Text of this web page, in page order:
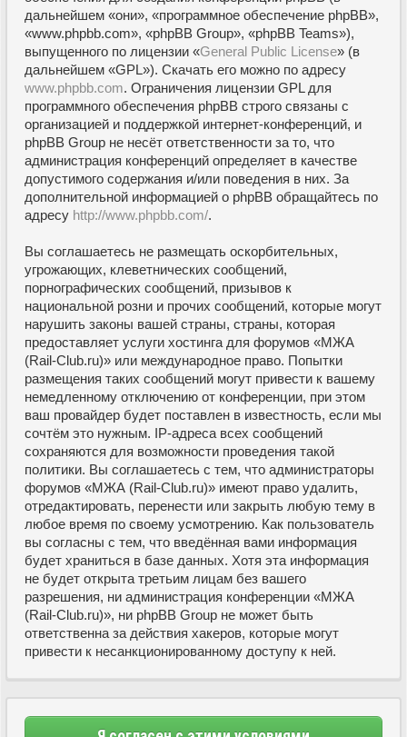
дальнейшем «они», «программное обеспечение phpBB»,
«www.phpbb.com», «phpBB Group», «phpBB Teams»),
выпущенного по лицензии «General Public License» (в
дальнейшем «GPL»). Скачать его можно по адресу
www.phpbb.com. Ограничения лицензии GPL для
программного обеспечения phpBB строго связаны с
организацией и поддержкой интернет-конференций, и
phpBB Group не несёт ответственности за то, что
администрация конференций определяет в качестве
допустимого содержания и/или поведения в них. За
дополнительной информацией о phpBB обращайтесь по
адресу http://www.phpbb.com/.
Вы соглашаетесь не размещать оскорбительных,
угрожающих, клеветнических сообщений,
порнографических сообщений, призывов к
национальной розни и прочих сообщений, которые могут
нарушить законы вашей страны, страны, которая
предоставляет услуги хостинга для форумов «МЖА
(Rail-Club.ru)» или международное право. Попытки
размещения таких сообщений могут привести к вашему
немедленному отключению от конференции, при этом
ваш провайдер будет поставлен в известность, если мы
сочтём это нужным. IP-адреса всех сообщений
сохраняются для возможности проведения такой
политики. Вы соглашаетесь с тем, что администраторы
форумов «МЖА (Rail-Club.ru)» имеют право удалить,
отредактировать, перенести или закрыть любую тему в
любое время по своему усмотрению. Как пользователь
вы согласны с тем, что введённая вами информация
будет храниться в базе данных. Хотя эта информация
не будет открыта третьим лицам без вашего
разрешения, ни администрация конференции «МЖА
(Rail-Club.ru)», ни phpBB Group не может быть
ответственна за действия хакеров, которые могут
привести к несанкционированному доступу к ней.